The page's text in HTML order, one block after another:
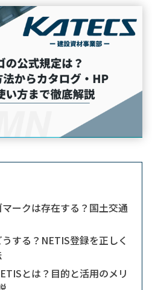
ークは存在する？国土交通
する？NETIS登録を正しく
とは？目的と活用のメリ